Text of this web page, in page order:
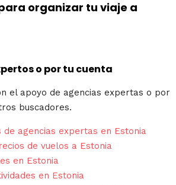
organizar tu viaje a
o por tu cuenta
el apoyo de agencias expertas o por
buscadores.
de agencias expertas en Estonia
de vuelos a Estonia
en Estonia
en Estonia